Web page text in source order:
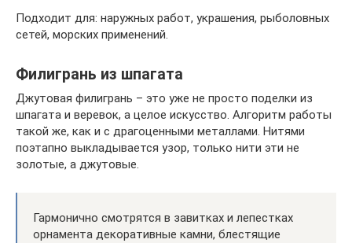
Подходит для: наружных работ, украшения, рыболовных
сетей, морских применений.
Филигрань из шпагата
Джутовая филигрань – это уже не просто поделки из
шпагата и веревок, а целое искусство. Алгоритм работы
такой же, как и с драгоценными металлами. Нитями
поэтапно выкладывается узор, только нити эти не
золотые, а джутовые.
Гармонично смотрятся в завитках и лепестках
орнамента декоративные камни, блестящие